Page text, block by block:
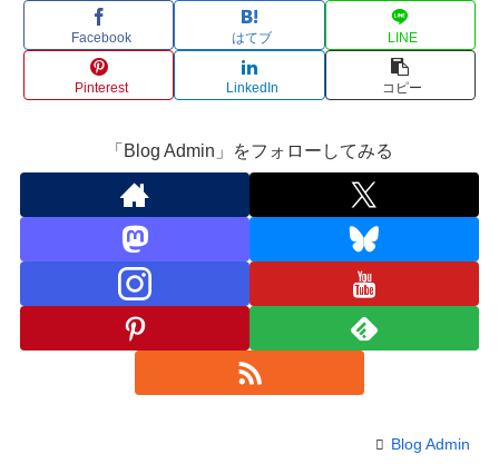
Facebook はてブ LINE
Pinterest LinkedIn コピー
「Blog Admin」をフォローしてみる
Blog Admin